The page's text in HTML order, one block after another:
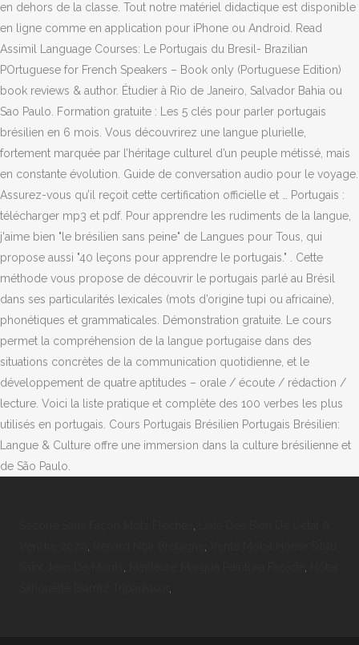
en dehors de la classe. Tout notre matériel didactique est disponible
en ligne comme en application pour iPhone ou Android. Read
Assimil Language Courses: Le Portugais du Bresil- Brazilian
POrtuguese for French Speakers – Book only (Portuguese Edition)
book reviews & author. Étudier à Rio de Janeiro, Salvador Bahia ou
Sao Paulo. Formation gratuite : Les 5 clés pour parler portugais
brésilien en 6 mois. Vous découvrirez une langue plurielle,
fortement marquée par l’héritage culturel d’un peuple métissé, mais
en constante évolution. Guide de conversation audio pour le voyage.
Assurez-vous qu’il reçoit cette certification officielle et … Portugais :
télécharger mp3 et pdf. Pour apprendre les rudiments de la langue,
j'aime bien "le brésilien sans peine" de Langues pour Tous, qui
propose aussi "40 leçons pour apprendre le portugais." . Cette
méthode vous propose de découvrir le portugais parlé au Brésil
dans ses particularités lexicales (mots d’origine tupi ou africaine),
phonétiques et grammaticales. Démonstration gratuite. Le cours
permet la compréhension de la langue portugaise dans des
situations concrètes de la communication quotidienne, et le
développement de quatre aptitudes – orale / écoute / rédaction /
lecture. Voici la liste pratique et complète des 100 verbes les plus
utilisés en portugais. Cours Portugais Brésilien Portugais Brésilien:
Langue & Culture offre une immersion dans la culture brésilienne et
de São Paulo.